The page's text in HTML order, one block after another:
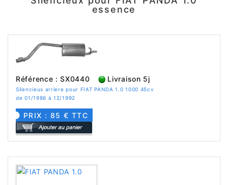
essence
Référence : SX0440 Livraison 5j
Silencieux arriere pour FIAT PANDA 1.0 1000 45cv
de 01/1986 à 12/1992
PRIX : 85 € TTC